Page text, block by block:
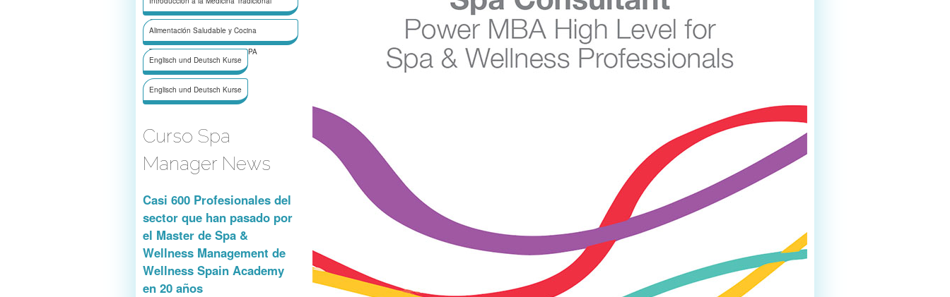
China
Alimentación Saludable y Cocina
Terapeútica para Wellness y SPA
Englisch und Deutsch Kurse
Englisch und Deutsch Kurse
Curso Spa
Manager News
Casi 600 Profesionales del
sector que han pasado por
el Master de Spa &
Wellness Management de
Wellness Spain Academy
en 20 años